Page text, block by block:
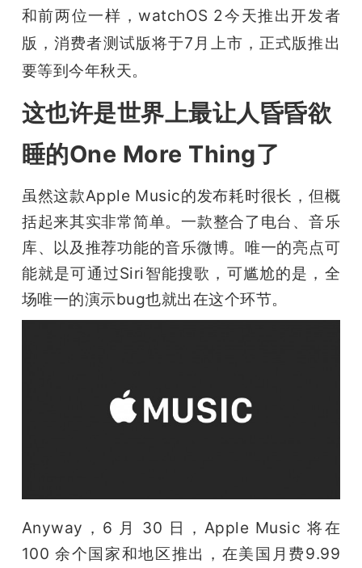
和前两位一样，watchOS 2今天推出开发者
版，消费者测试版将于7月上市，正式版推出
要等到今年秋天。
这也许是世界上最让人昏昏欲
睡的One More Thing了
虽然这款Apple Music的发布耗时很长，但概
括起来其实非常简单。一款整合了电台、音乐
库、以及推荐功能的音乐微博。唯一的亮点可
能就是可通过Siri智能搜歌，可尴尬的是，全
场唯一的演示bug也就出在这个环节。
Anyway，6 月 30 日，Apple Music 将在
100 余个国家和地区推出，在美国月费9.99